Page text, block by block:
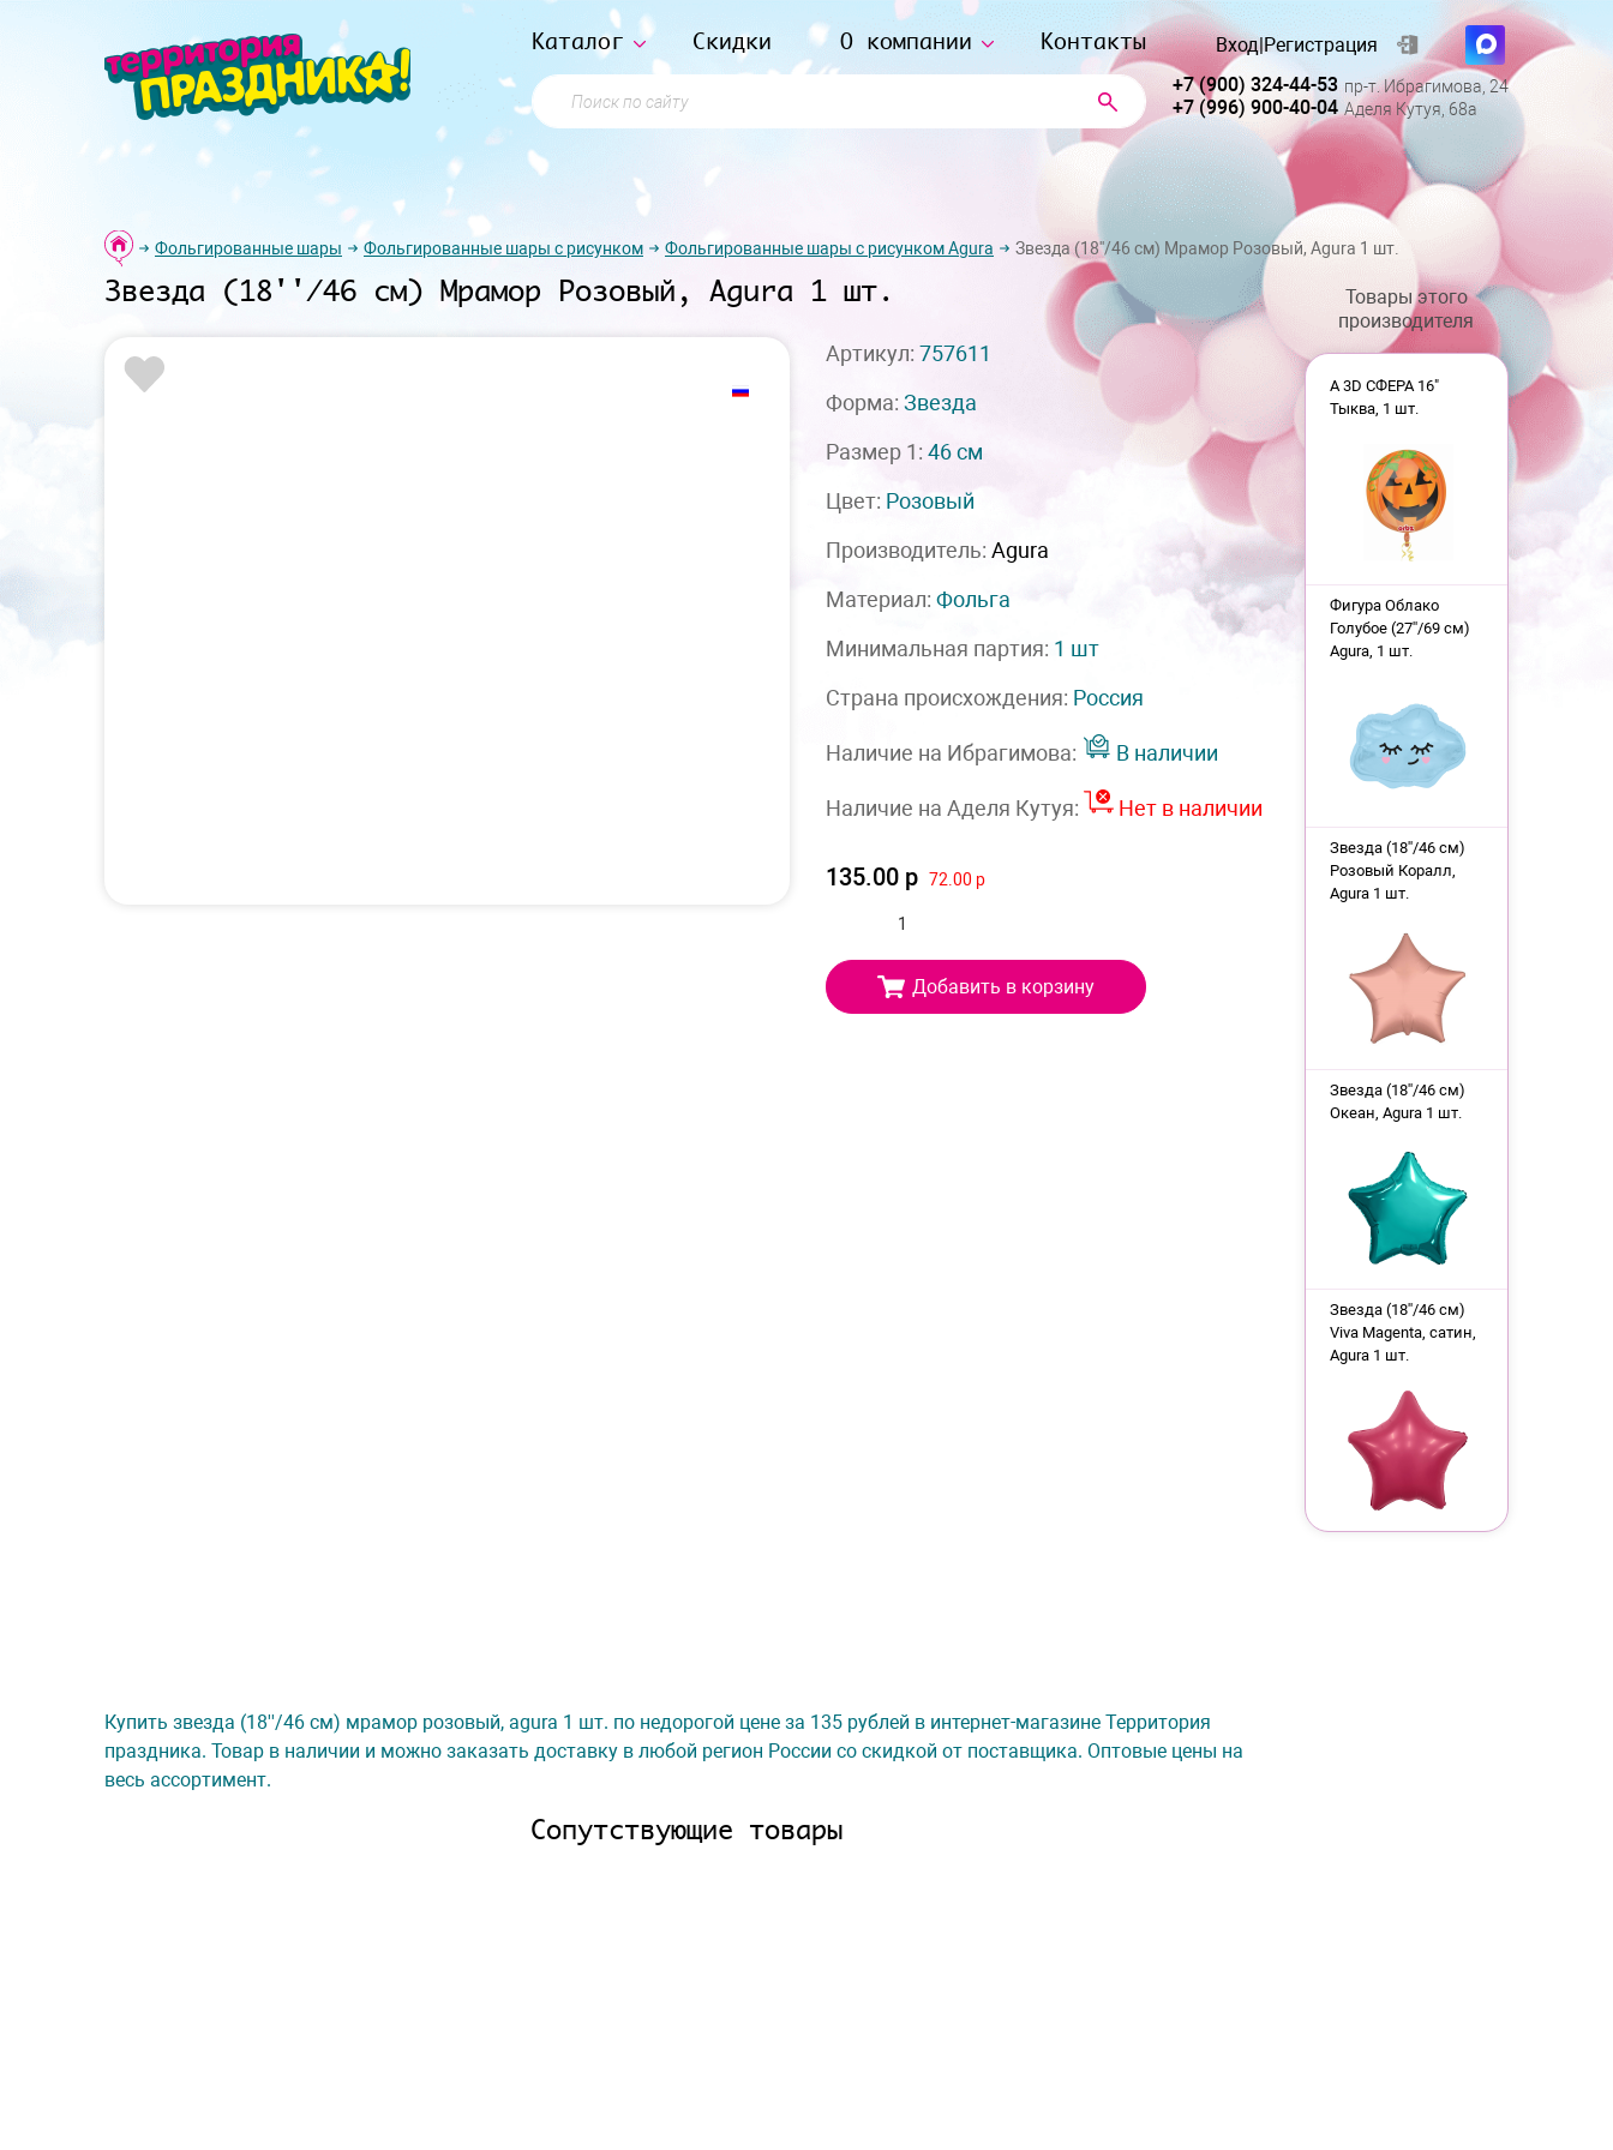
Каталог Скидки О компании Контакты
Поиск по сайту
Вход|Регистрация
+7 (900) 324-44-53 пр-т. Ибрагимова, 24
+7 (996) 900-40-04 Аделя Кутуя, 68а
Фольгированные шары Фольгированные шары с рисунком Фольгированные шары с рисунком Agura Звезда (18''/46 см) Мрамор Розовый, Agura 1 шт.
Звезда (18''/46 см) Мрамор Розовый, Agura 1 шт.
Артикул: 757611
Форма: Звезда
Размер 1: 46 см
Цвет: Розовый
Производитель: Agura
Материал: Фольга
Минимальная партия: 1 шт
Страна происхождения: Россия
Наличие на Ибрагимова: В наличии
Наличие на Аделя Кутуя: Нет в наличии
135.00 р 72.00 р
Добавить в корзину
Купить звезда (18''/46 см) мрамор розовый, agura 1 шт. по недорогой цене за 135 рублей в интернет-магазине Территория
праздника. Товар в наличии и можно заказать доставку в любой регион России со скидкой от поставщика. Оптовые цены на
весь ассортимент.
Сопутствующие товары
Товары этого
производителя
А 3D СФЕРА 16"
Тыква, 1 шт.
Фигура Облако
Голубое (27''/69 см)
Agura, 1 шт.
Звезда (18''/46 см)
Розовый Коралл,
Agura 1 шт.
Звезда (18''/46 см)
Океан, Agura 1 шт.
Звезда (18''/46 см)
Viva Magenta, сатин,
Agura 1 шт.